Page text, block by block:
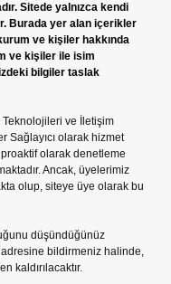
Sitede yalnızca kendi
Burada yer alan içerikler
ve kişiler hakkında
ve kişiler ile isim
bilgiler taslak
Teknolojileri ve İletişim
Sağlayıcı olarak hizmet
olarak denetleme
Ancak, üyelerimiz
olup, siteye üye olarak bu
düşündüğünüz
adresine bildirmeniz halinde,
kaldırılacaktır.